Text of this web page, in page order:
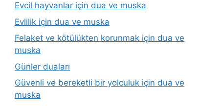
Evcil hayvanlar için dua ve muska
Evlilik için dua ve muska
Felaket ve kötülükten korunmak için dua ve
muska
Günler duaları
Güvenli ve bereketli bir yolculuk için dua ve
muska